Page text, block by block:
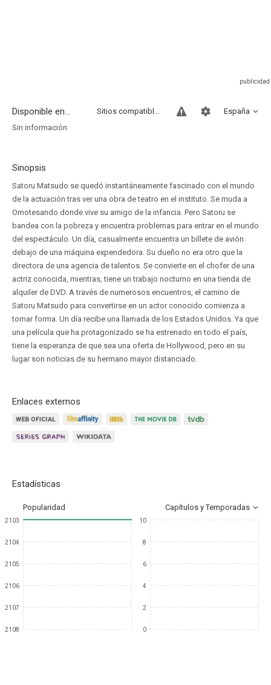
Disponible en... España
Sitios compatibles
Sin información
Sinopsis
Satoru Matsudo se quedó instantáneamente fascinado con el mundo
de la actuación tras ver una obra de teatro en el instituto. Se muda a
Omotesando donde vive su amigo de la infancia. Pero Satoru se
bandea con la pobreza y encuentra problemas para entrar en el mundo
del espectáculo. Un día, casualmente encuentra un billete de avión
debajo de una máquina expendedora. Su dueño no era otro que la
directora de una agencia de talentos. Se convierte en el chofer de una
actriz conocida, mientras, tiene un trabajo nocturno en una tienda de
alquiler de DVD. A través de numerosos encuentros, el camino de
Satoru Matsudo para convertirse en un actor conocido comienza a
tomar forma. Un día recibe una llamada de los Estados Unidos. Ya que
una película que ha protagonizado se ha estrenado en todo el país,
tiene la esperanza de que sea una oferta de Hollywood, pero en su
lugar son noticias de su hermano mayor distanciado.
Enlaces externos
Estadísticas
Popularidad Capítulos y Temporadas
2103
2104
2105
2106
2107
2108
10
8
6
4
2
0